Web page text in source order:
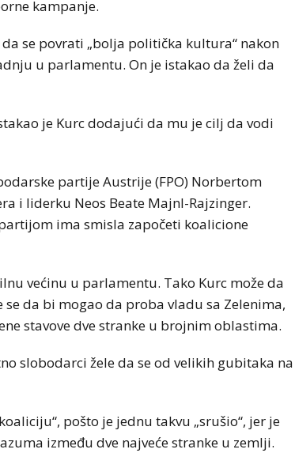
kampanje.
se povrati „bolja politička kultura“ nakon
u parlamentu. On je istakao da želi da
je Kurc dodajući da mu je cilj da vodi
partije Austrije (FPO) Norbertom
i liderku Neos Beate Majnl-Rajzinger.
ima smisla započeti koalicione
većinu u parlamentu. Tako Kurc može da
da bi mogao da proba vladu sa Zelenima,
stavove dve stranke u brojnim oblastima.
slobodarci žele da se od velikih gubitaka na
pošto je jednu takvu „srušio“, jer je
između dve najveće stranke u zemlji.